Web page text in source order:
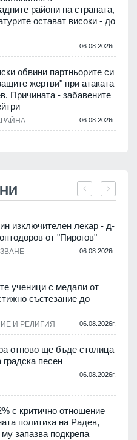
райони на страната,
остават високи - до
06.08.2026г.
обвини партньорите си
жертви" при атаката
Причината - забавените
06.08.2026г.
изключителен лекар - д-
от "Пирогов"
06.08.2026г.
ученици с медали от
състезание до
И РЕЛИГИЯ 06.08.2026г.
отново ще бъде столица
градска песен
06.08.2026г.
с критично отношение
политика на Радев,
му запазва подкрепа